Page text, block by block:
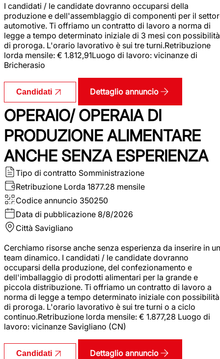
I candidati / le candidate dovranno occuparsi della
produzione e dell'assemblaggio di componenti per il
automotive. Ti offriamo un contratto di lavoro a norma di
legge a tempo determinato iniziale di 3 mesi con possibilità
di proroga. L'orario lavorativo è sui tre turni.Retribuzione
lorda mensile: € 1.812,91Luogo di lavoro: vicinanze di
Bricherasio
Candidati Dettaglio annuncio
OPERAIO/ OPERAIA DI
PRODUZIONE ALIMENTARE
ANCHE SENZA ESPERIENZA
Tipo di contratto Somministrazione
Retribuzione Lorda 1877.28 mensile
Codice annuncio 350250
Data di pubblicazione 8/8/2026
Città Savigliano
Cerchiamo risorse anche senza esperienza da inserire in un
team dinamico. I candidati / le candidate dovranno
occuparsi della produzione, del confezionamento e
dell'imballaggio di prodotti alimentari per la grande e
piccola distribuzione. Ti offriamo un contratto di lavoro a
norma di legge a tempo determinato iniziale con possibilità
di proroga. L'orario lavorativo è sui tre turni o a ciclo
continuo.Retribuzione lorda mensile: € 1.877,28 Luogo di
lavoro: vicinanze Savigliano (CN)
Candidati Dettaglio annuncio